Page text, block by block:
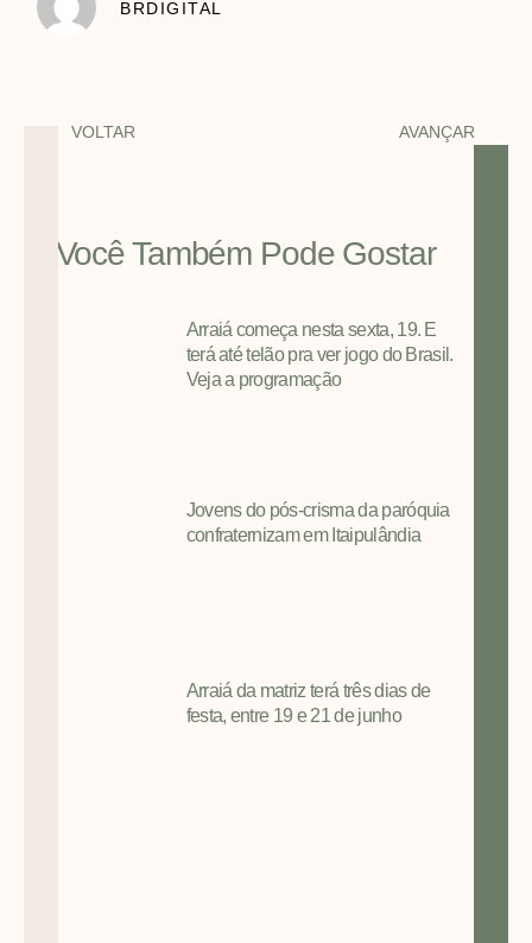
BRDIGITAL
VOLTAR AVANÇAR
Você Também Pode Gostar
Arraiá começa nesta sexta, 19. E
terá até telão pra ver jogo do Brasil.
Veja a programação
Jovens do pós-crisma da paróquia
confraternizam em Itaipulândia
Arraiá da matriz terá três dias de
festa, entre 19 e 21 de junho